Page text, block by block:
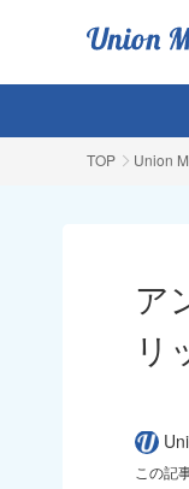
TOP Union
ア
リ
この記